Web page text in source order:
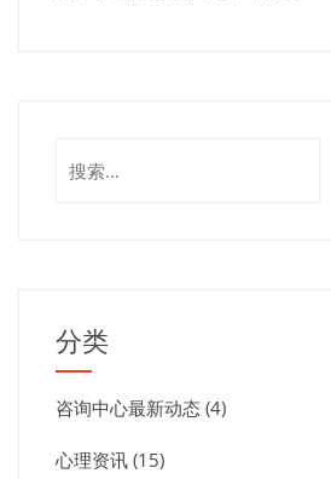
索：
分类
咨询中心最新动态 (4)
心理资讯 (15)